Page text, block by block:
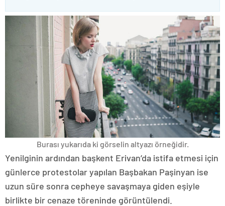
Burası yukarıda ki görselin altyazı örneğidir.
Yenilginin ardından başkent Erivan’da istifa etmesi için
günlerce protestolar yapılan Başbakan Paşinyan ise
uzun süre sonra cepheye savaşmaya giden eşiyle
birlikte bir cenaze töreninde görüntülendi.